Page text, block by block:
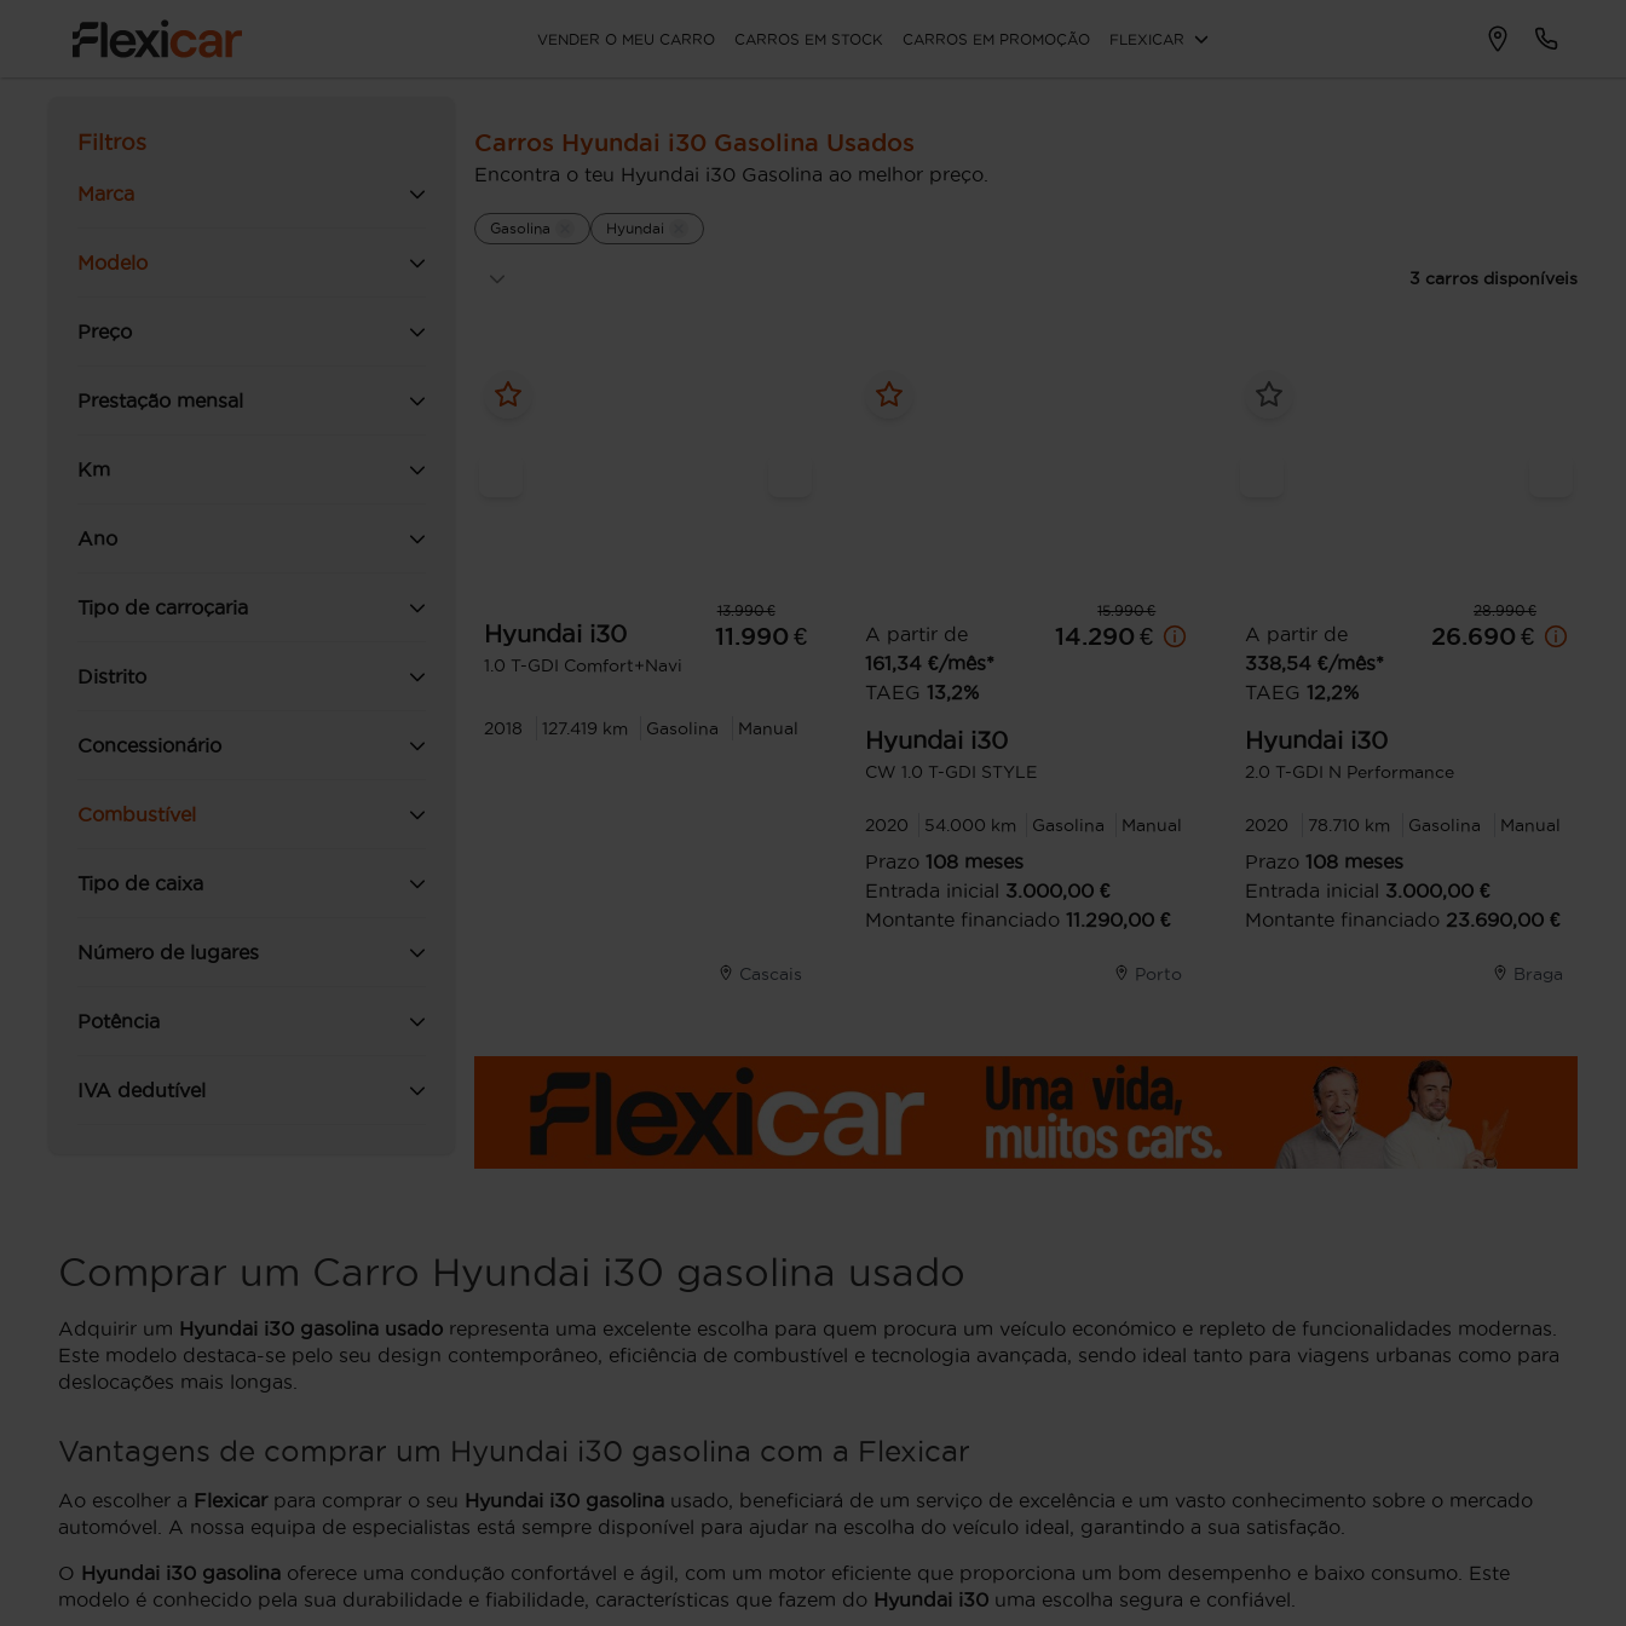
VENDER O MEU CARRO CARROS EM STOCK CARROS EM PROMOÇÃO FLEXICAR
Filtros
Marca
Modelo
Preço
Prestação mensal
Km
Ano
Tipo de carroçaria
Distrito
Concessionário
Combustível
Tipo de caixa
Número de lugares
Potência
IVA dedutível
Carros Hyundai i30 Gasolina Usados
Encontra o teu Hyundai i30 Gasolina ao melhor preço.
Gasolina Hyundai
3 carros disponíveis
13.990 €
Hyundai i30
1.0 T-GDI Comfort+Navi
11.990 €
2018 127.419 km Gasolina Manual
Cascais
15.990 €
A partir de
161,34 €/mês*
TAEG 13,2%
14.290 €
Hyundai i30
CW 1.0 T-GDI STYLE
2020 54.000 km Gasolina Manual
Prazo 108 meses
Entrada inicial 3.000,00 €
Montante financiado 11.290,00 €
Porto
28.990 €
A partir de
338,54 €/mês*
TAEG 12,2%
26.690 €
Hyundai i30
2.0 T-GDI N Performance
2020 78.710 km Gasolina Manual
Prazo 108 meses
Entrada inicial 3.000,00 €
Montante financiado 23.690,00 €
Braga
Comprar um Carro Hyundai i30 gasolina usado
Adquirir um Hyundai i30 gasolina usado representa uma excelente escolha para quem procura um veículo económico e repleto de funcionalidades modernas.
Este modelo destaca-se pelo seu design contemporâneo, eficiência de combustível e tecnologia avançada, sendo ideal tanto para viagens urbanas como para
deslocações mais longas.
Vantagens de comprar um Hyundai i30 gasolina com a Flexicar
Ao escolher a Flexicarpara comprar o seu Hyundai i30 gasolina usado, beneficiará de um serviço de excelência e um vasto conhecimento sobre o mercado
automóvel. A nossa equipa de especialistas está sempre disponível para ajudar na escolha do veículo ideal, garantindo a sua satisfação.
O Hyundai i30 gasolina oferece uma condução confortável e ágil, com um motor eficiente que proporciona um bom desempenho e baixo consumo. Este
modelo é conhecido pela sua durabilidade e fiabilidade, características que fazem do Hyundai i30 uma escolha segura e confiável.